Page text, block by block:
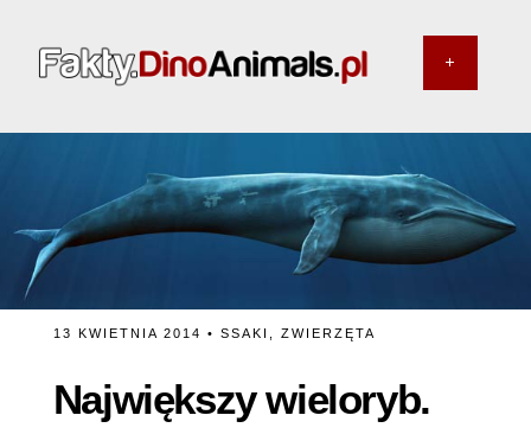
13 KWIETNIA 2014 • SSAKI ZWIERZĘTA
Największy wieloryb.